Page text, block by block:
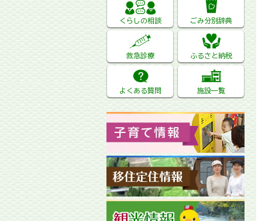
くらしの相談 ごみ分別辞典
救急診療 ふるさと納税
よくある質問 施設一覧